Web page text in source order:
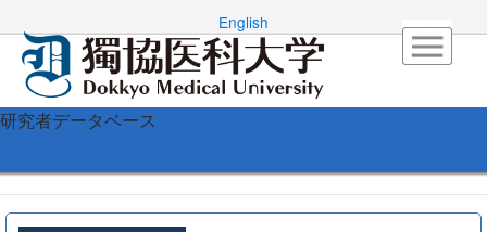
English
研究者データベース